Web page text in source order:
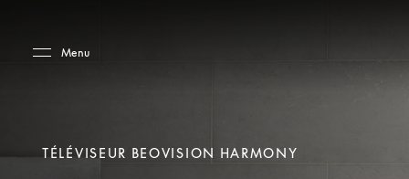
Menu
TÉLÉVISEUR BEOVISION HARMONY